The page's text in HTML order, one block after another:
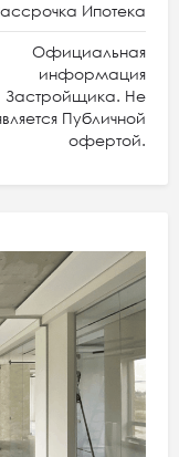
Ипотека
Официальная
информация
Застройщика. Не
Публичной
офертой.